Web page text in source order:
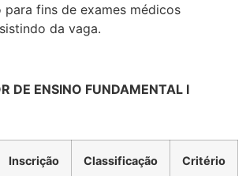
fins de exames médicos
da vaga.
DE ENSINO FUNDAMENTAL I
Inscrição Classificação Critério